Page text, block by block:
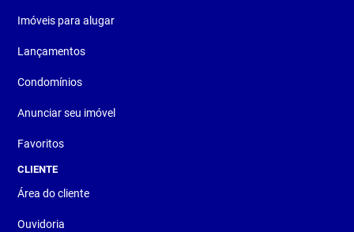
Imóveis para alugar
Lançamentos
Condomínios
Anunciar seu imóvel
Favoritos
CLIENTE
Área do cliente
Ouvidoria